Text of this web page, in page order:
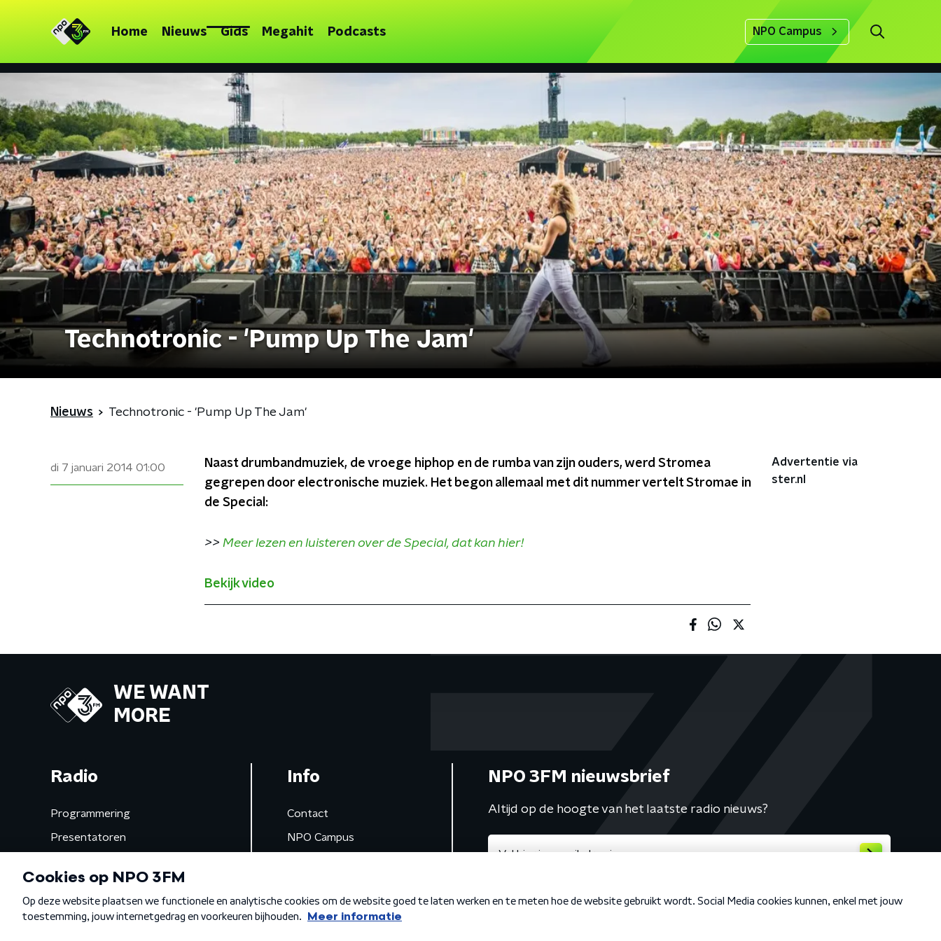
Home Nieuws Gids Megahit Podcasts NPO Campus
Technotronic - 'Pump Up The Jam'
Nieuws Technotronic - 'Pump Up The Jam'
di 7 januari 2014 01:00
Naast drumbandmuziek, de vroege hiphop en de rumba van zijn ouders, werd Stromea
gegrepen door electronische muziek. Het begon allemaal met dit nummer vertelt Stromae in
de Special:
>> Meer lezen en luisteren over de Special, dat kan hier!
Bekijk video
Advertentie via
ster.nl
WE WANT
MORE
Radio
Programmering
Presentatoren
Gemist
Info
Contact
NPO Campus
NPO 3FM nieuwsbrief
Altijd op de hoogte van het laatste radio nieuws?
Algemene voorwaarden Privacybeleid